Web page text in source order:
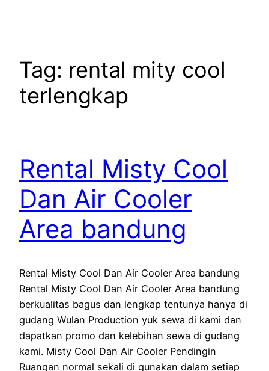
Tag: rental mity cool
terlengkap
Rental Misty Cool
Dan Air Cooler
Area bandung
Rental Misty Cool Dan Air Cooler Area bandung
Rental Misty Cool Dan Air Cooler Area bandung
berkualitas bagus dan lengkap tentunya hanya di
gudang Wulan Production yuk sewa di kami dan
dapatkan promo dan kelebihan sewa di gudang
kami. Misty Cool Dan Air Cooler Pendingin
Ruangan normal sekali di gunakan dalam setiap